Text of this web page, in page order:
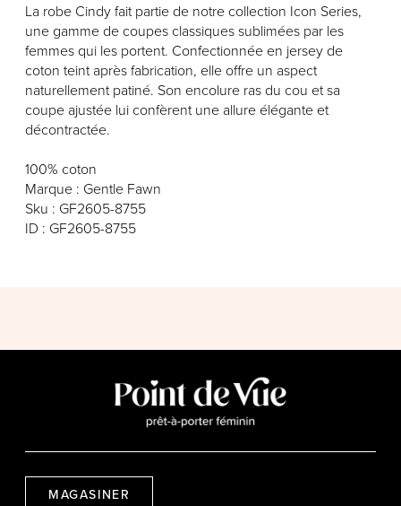
La robe Cindy fait partie de notre collection Icon Series,
une gamme de coupes classiques sublimées par les
femmes qui les portent. Confectionnée en jersey de
coton teint après fabrication, elle offre un aspect
naturellement patiné. Son encolure ras du cou et sa
coupe ajustée lui confèrent une allure élégante et
décontractée.
100% coton
Marque : Gentle Fawn
Sku : GF2605-8755
ID : GF2605-8755
MAGASINER